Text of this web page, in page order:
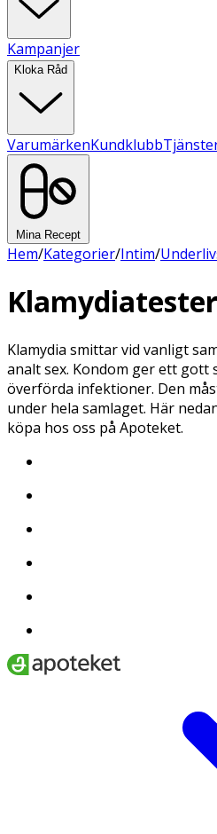
Kampanjer
Kloka Råd
VarumärkenKundklubb
Mina Recept
Hem/Kategorier/Intim/
Klamydiatester
Klamydia smittar vid vanligt
analt sex. Kondom ger ett gott
överförda infektioner. Den
under hela samlaget. Här
köpa hos oss på Apoteket.